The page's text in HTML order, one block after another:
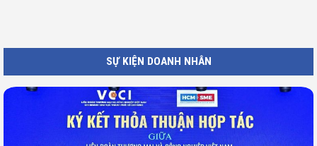
SỰ KIỆN DOANH NHÂN